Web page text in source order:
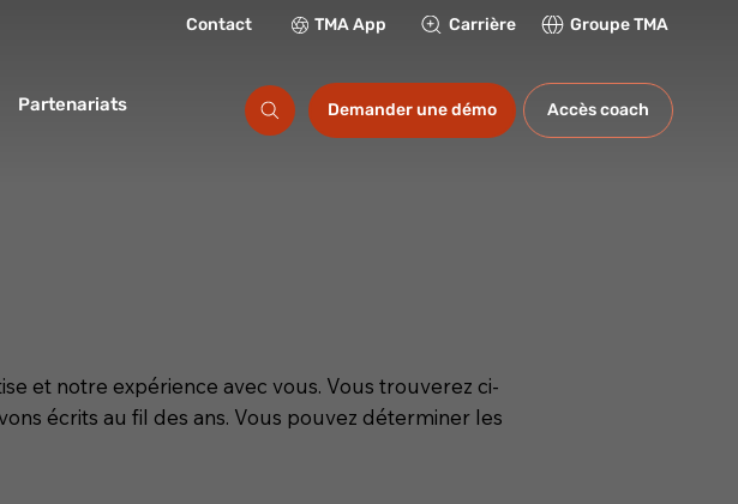
Partenariats Formations
Contact TMA App Carrière Groupe TMA
Demander une démo Accès coach
et notre expérience avec vous. Vous trouverez ci-
écrits au fil des ans. Vous pouvez déterminer les